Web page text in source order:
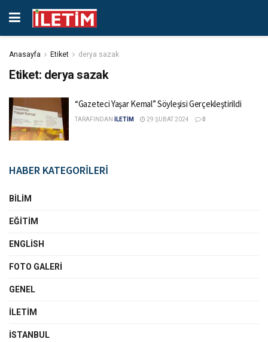
Anasayfa Etiket derya sazak
Etiket: derya sazak
“Gazeteci Yaşar Kemal” Söyleşisi Gerçekleştirildi
TARAFINDAN İLETİM 29 ŞUBAT 2024 0
HABER KATEGORİLERİ
BILIM
EĞITIM
ENGLISH
FOTO GALERI
GENEL
İLETIM
İSTANBUL